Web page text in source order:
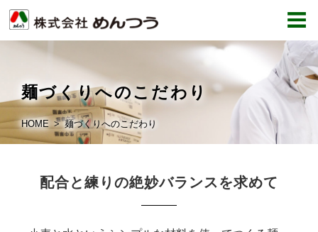
麺づくりへのこだわり
HOME 麺づくりへのこだわり
配合と練りの絶妙バランスを求めて